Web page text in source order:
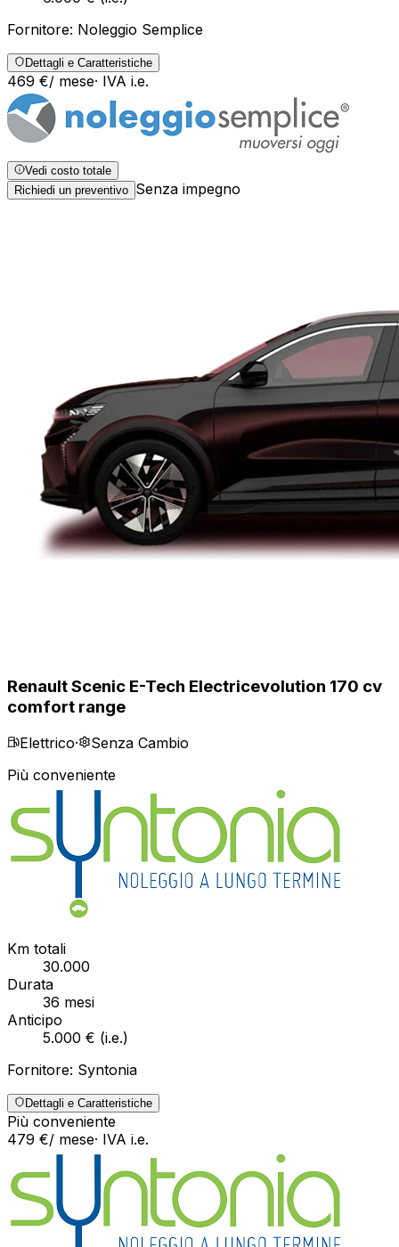
Fornitore: Noleggio Semplice
Dettagli e Caratteristiche
469 €/ mese· IVA i.e.
Vedi costo totale
Richiedi un preventivo Senza impegno
Renault Scenic E-Tech Electricevolution 170 cv
comfort range
Elettrico·
Senza Cambio
Più conveniente
Km totali
30.000
Durata
36 mesi
Anticipo
5.000 € (i.e.)
Fornitore: Syntonia
Dettagli e Caratteristiche
Più conveniente
479 €/ mese· IVA i.e.